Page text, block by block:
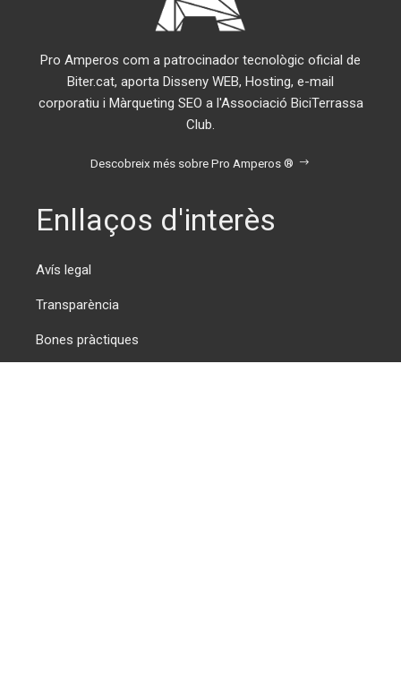
Pro Amperos com a patrocinador tecnològic oficial de
Biter.cat, aporta Disseny WEB, Hosting, e-mail
corporatiu i Màrqueting SEO a l'Associació BiciTerrassa
Club.
Descobreix més sobre Pro Amperos ®
Enllaços d'interès
Avís legal
Transparència
Bones pràctiques